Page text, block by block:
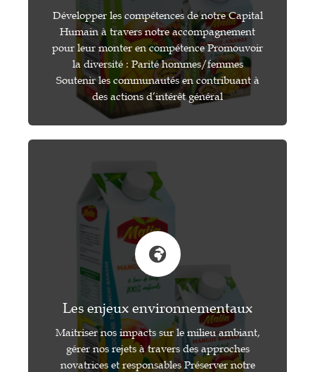
Développer les compétences de notre Capital
Humain à travers notre accompagnement
pour leur monter en compétence Promouvoir
la diversité : Parité hommes/femmes
Soutenir les communautés en contribuant à
des actions d’intérêt général
Les enjeux environnementaux
Maitriser nos impacts sur le milieu ambiant,
gérer nos rejets à travers des approches
novatrices et responsables Préserver notre